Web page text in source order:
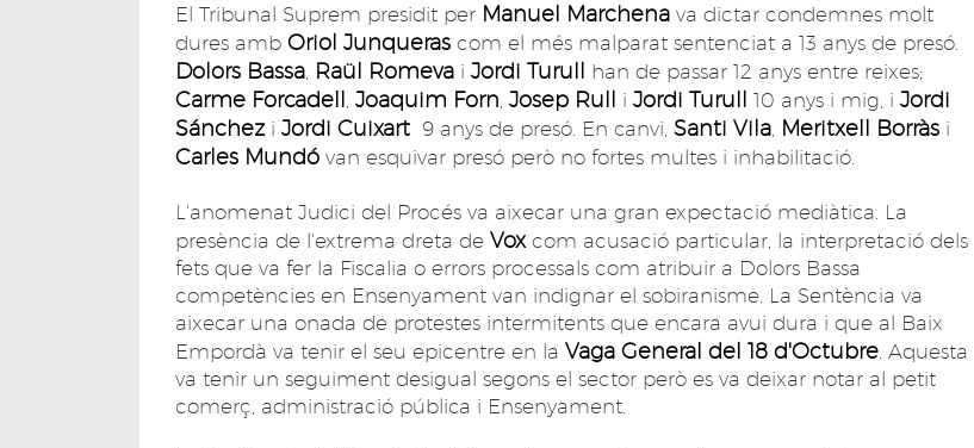
El Tribunal Suprem presidit per Manuel Marchena va dictar condemnes molt
dures amb Oriol Junqueras com el més malparat sentenciat a 13 anys de presó.
Dolors Bassa, Raül Romeva i Jordi Turull han de passar 12 anys entre reixes;
Carme Forcadell , Joaquim Forn, Josep Rull i Jordi Turull 10 anys i mig, i Jordi
Sánchezi Jordi Cuixart 9 anys de presó. En canvi, Santi Vila, Meritxell Borràs i
Carles Mundó van esquivar presó però no fortes multes i inhabilitació.
L'anomenat Judici del Procés va aixecar una gran expectació mediàtica. La
presència de l'extrema dreta de Vox com acusació particular, la interpretació dels
fets que va fer la Fiscalia o errors processals com atribuir a Dolors Bassa
competències en Ensenyament van indignar el sobiranisme. La Sentència va
aixecar una onada de protestes intermitents que encara avui dura i que al Baix
Empordà va tenir el seu epicentre en la Vaga General del 18 d'Octubre. Aquesta
va tenir un seguiment desigual segons el sector però es va deixar notar al petit
comerç, administració pública i Ensenyament.